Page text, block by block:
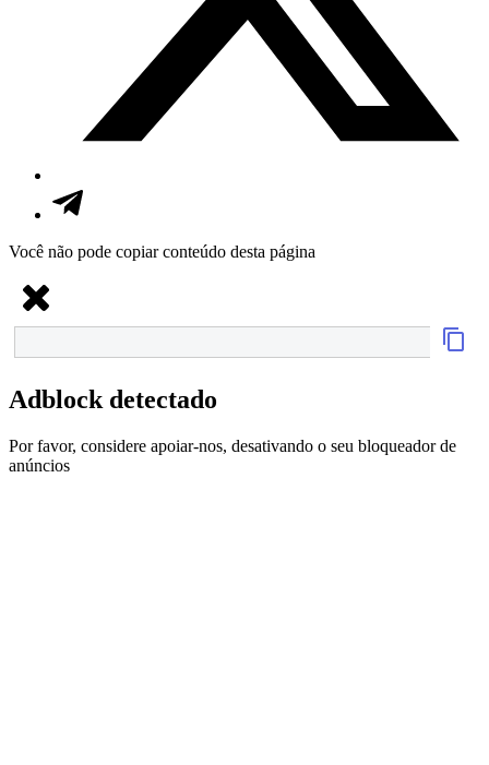
Você não pode copiar conteúdo desta página
Adblock detectado
Por favor, considere apoiar-nos, desativando o seu bloqueador de
anúncios